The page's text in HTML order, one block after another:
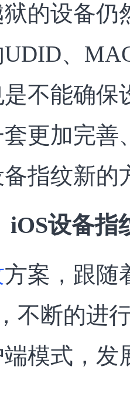
的设备仍
、
不能确保
更加完善
指纹新的
iOS设备指
方案，跟随
不断的进
模式，发